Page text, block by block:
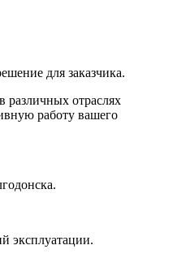
для заказчика.
различных отраслях
работу вашего
эксплуатации.